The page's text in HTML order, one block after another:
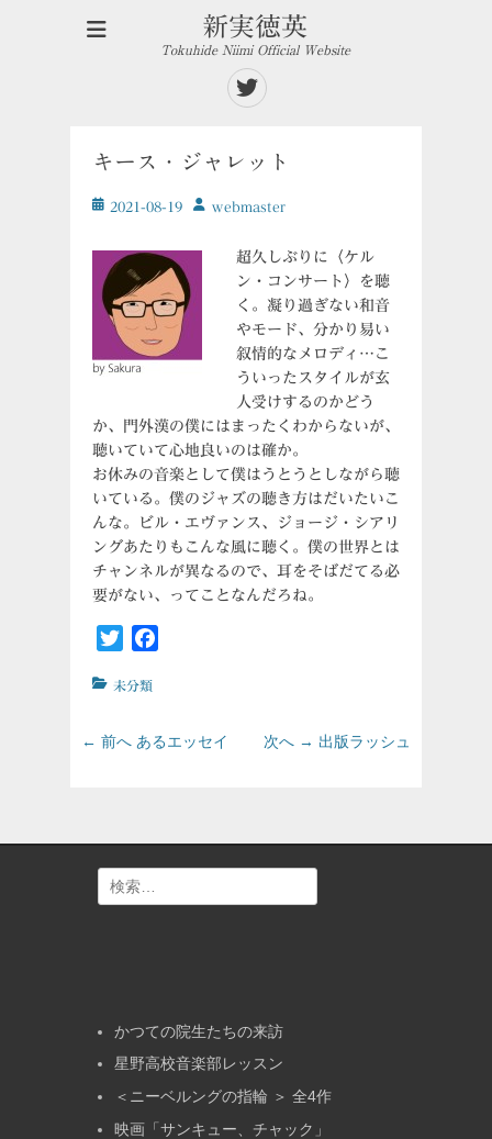
新実徳英
Tokuhide Niimi Official Website
Twitter
キース・ジャレット
投 2021-08-19
投 ｗebmaster
超久しぶりに〈ケル
ン・コンサート〉を聴
く。凝り過ぎない和音
やモード、分かり易い
叙情的なメロディ…こ
ういったスタイルが玄
人受けするのかどう
か、門外漢の僕にはまったくわからないが、
聴いていて心地良いのは確か。
お休みの音楽として僕はうとうとしながら聴
いている。僕のジャズの聴き方はだいたいこ
んな。ビル・エヴァンス、ジョージ・シアリ
ングあたりもこんな風に聴く。僕の世界とは
チャンネルが異なるので、耳をそばだてる必
要がない、ってことなんだろね。
Twitter
カ
リ
未分類
投
ゲ
ー
シ
← 前へ 前
あるエッセイ 次へ → 次
出版ラッシュ
索:
かつての院生たちの来訪
星野高校音楽部レッスン
＜ニーベルングの指輪 ＞ 全4作
映画「サンキュー、チャック」